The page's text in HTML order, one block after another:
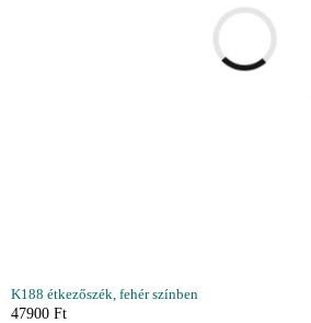
K188 étkezőszék, fehér színben
47900 Ft